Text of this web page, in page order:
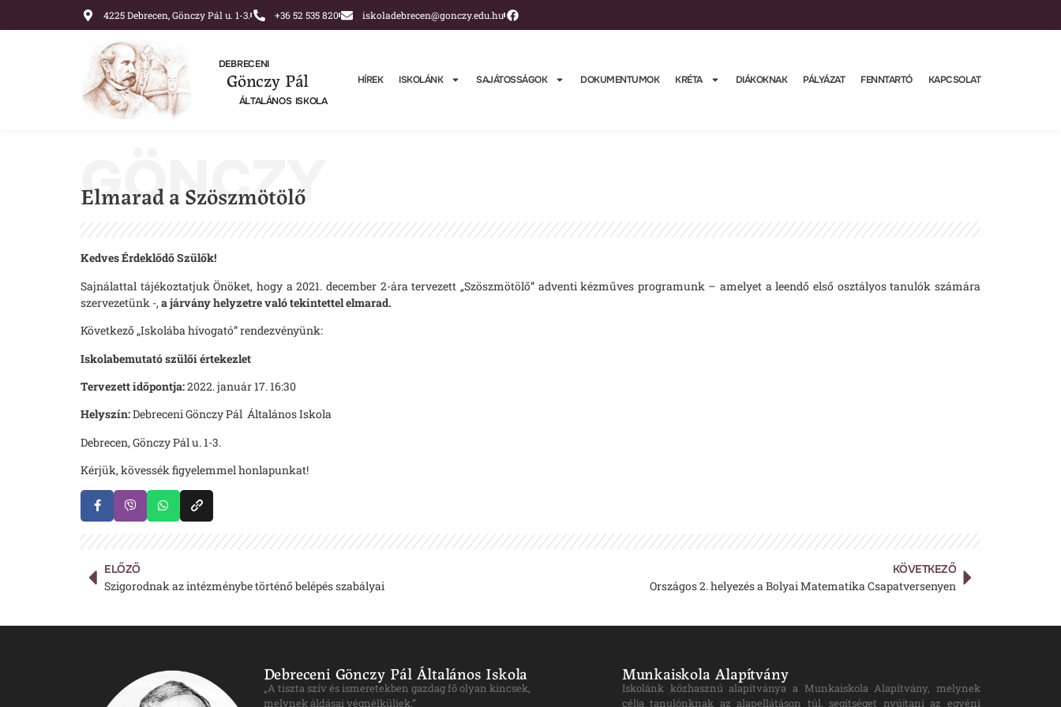
4225 Debrecen, Gönczy Pál u. 1-3. +36 52 535 820 iskoladebrecen@gonczy.edu.hu
DEBRECENI
Gönczy Pál
ÁLTALÁNOS ISKOLA
HÍREK ISKOLÁNK SAJÁTOSSÁGOK DOKUMENTUMOK KRÉTA DIÁKOKNAK PÁLYÁZAT FENNTARTÓ KAPCSOLAT
GÖNCZY
Elmarad a Szöszmötölő
Kedves Érdeklődő Szülők!
Sajnálattal tájékoztatjuk Önöket, hogy a 2021. december 2-ára tervezett „Szöszmötölő” adventi kézműves programunk – amelyet a leendő első osztályos tanulók számára
szervezetünk -,a járvány helyzetre való tekintettel elmarad.
Következő „Iskolába hívogató” rendezvényünk:
Iskolabemutató szülői értekezlet
Tervezett időpontja:2022. január 17. 16:30
Helyszín:Debreceni Gönczy Pál Általános Iskola
Debrecen, Gönczy Pál u. 1-3.
Kérjük, kövessék figyelemmel honlapunkat!
ELŐZŐ
Szigorodnak az intézménybe történő belépés szabályai
KÖVETKEZŐ
Országos 2. helyezés a Bolyai Matematika Csapatversenyen
Debreceni Gönczy Pál Általános Iskola
„A tiszta szív és ismeretekben gazdag fő olyan kincsek,
melynek áldásai végnélküliek.”
Munkaiskola Alapítvány
Iskolánk közhasznú alapítványa a Munkaiskola Alapítvány, melynek
célja tanulónknak az alapellátáson túl, segítséget nyújtani az egyéni